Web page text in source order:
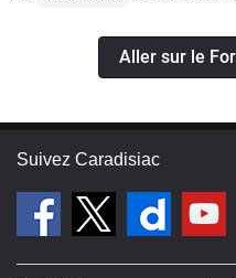
Aller sur le
Suivez Caradisiac